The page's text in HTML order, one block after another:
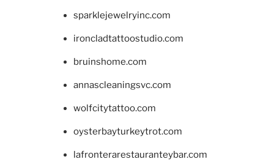
sparklejewelryinc.com
ironcladtattoostudio.com
bruinshome.com
annascleaningsvc.com
wolfcitytattoo.com
oysterbayturkeytrot.com
lafronterarestauranteybar.com